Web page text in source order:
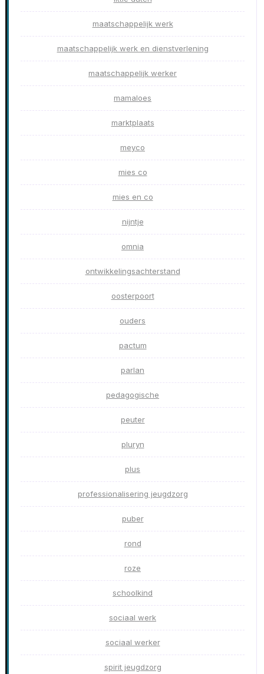
maatschappelijk werk
maatschappelijk werk en dienstverlening
maatschappelijk werker
mamaloes
marktplaats
meyco
mies co
mies en co
nijntje
omnia
ontwikkelingsachterstand
oosterpoort
ouders
pactum
parlan
pedagogische
peuter
pluryn
plus
professionalisering jeugdzorg
puber
rond
roze
schoolkind
sociaal werk
sociaal werker
spirit jeugdzorg